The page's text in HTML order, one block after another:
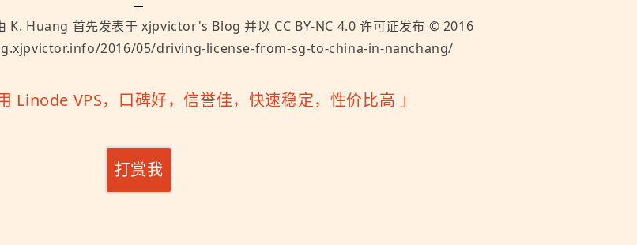
K. Huang 首先发表于xjpvictor's Blog 并以 CC BY-NC 4.0 许可证发布 © 2016
2016/05/driving-license-from-sg-to-china-in-nanchang/
Linode VPS，口碑好，信誉佳，快速稳定，性价比高 」
打赏我